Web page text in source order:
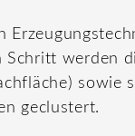
werden
sowie
geclustert.